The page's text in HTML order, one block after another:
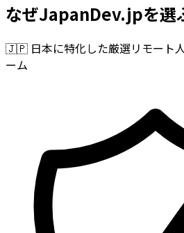
なぜJapanDev.jpを選
🇯🇵 日本に特化した厳選リモート
ーム